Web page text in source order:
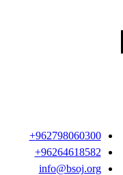
962798060300+
96264618582+
info@bsoj.org